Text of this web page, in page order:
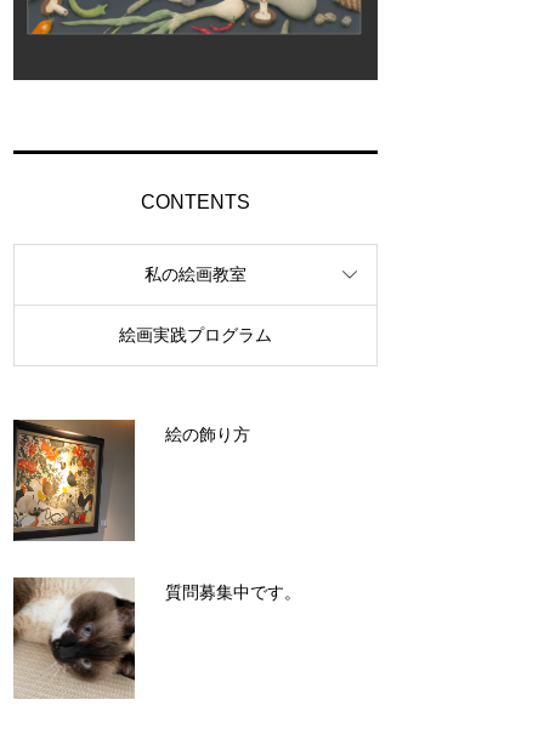
CONTENTS
私の絵画教室
絵画実践プログラム
絵の飾り方
質問募集中です。